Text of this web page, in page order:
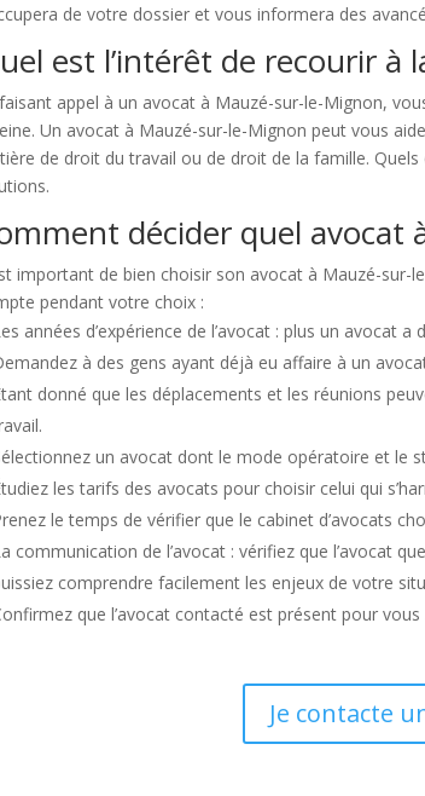
de votre dossier et vous informera des
est l’intérêt de recourir à
appel à un avocat à Mauzé-sur-le-Mignon,
Un avocat à Mauzé-sur-le-Mignon peut vous
de droit du travail ou de droit de la famille.
décider quel avocat
important de bien choisir son avocat à Mauzé-sur-
pendant votre choix :
années d’expérience de l’avocat : plus un avocat
à des gens ayant déjà eu affaire à un
donné que les déplacements et les réunions
un avocat dont le mode opératoire et le
les tarifs des avocats pour choisir celui qui
le temps de vérifier que le cabinet d’avocats
communication de l’avocat : vérifiez que l’avocat
comprendre facilement les enjeux de votre
que l’avocat contacté est présent pour
Je contacte